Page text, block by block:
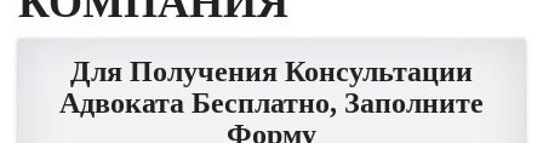
Для Получения Консультации
Адвоката Бесплатно, Заполните
Форму